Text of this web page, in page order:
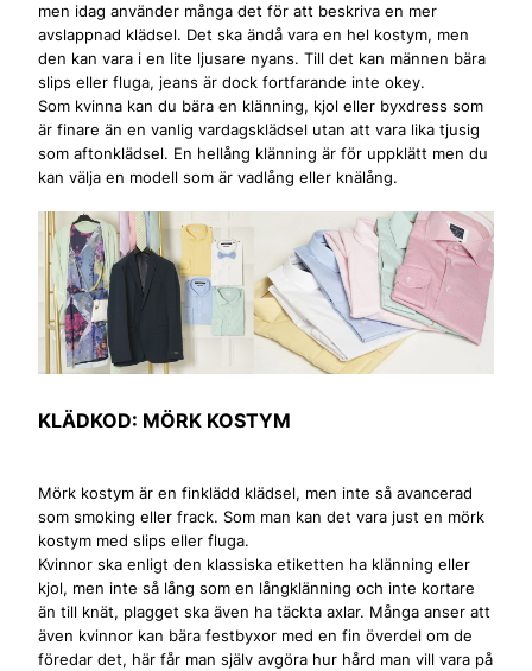
men idag använder många det för att beskriva en mer
avslappnad klädsel. Det ska ändå vara en hel kostym, men
den kan vara i en lite ljusare nyans. Till det kan männen bära
slips eller fluga, jeans är dock fortfarande inte okey.
Som kvinna kan du bära en klänning, kjol eller byxdress som
är finare än en vanlig vardagsklädsel utan att vara lika tjusig
som aftonklädsel. En hellång klänning är för uppklätt men du
kan välja en modell som är vadlång eller knälång.
KLÄDKOD: MÖRK KOSTYM
Mörk kostym är en finklädd klädsel, men inte så avancerad
som smoking eller frack. Som man kan det vara just en mörk
kostym med slips eller fluga.
Kvinnor ska enligt den klassiska etiketten ha klänning eller
kjol, men inte så lång som en långklänning och inte kortare
än till knät, plagget ska även ha täckta axlar. Många anser att
även kvinnor kan bära festbyxor med en fin överdel om de
föredar det, här får man själv avgöra hur hård man vill vara på